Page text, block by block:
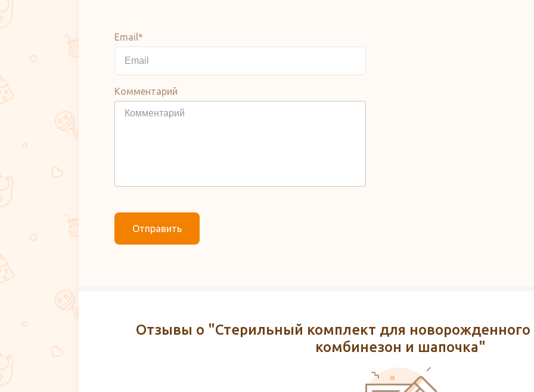
Email*
Комментарий
Отправить
Отзывы о "Стерильный комплект для новорожденного
комбинезон и шапочка"